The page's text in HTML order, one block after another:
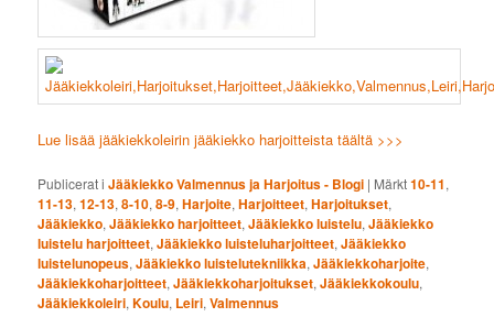
Lue lisää jääkiekkoleirin jääkiekko harjoitteista täältä >>>
Publicerat i Jääkiekko Valmennus ja Harjoitus - Blogi | Märkt10-11,
11-13,12-13,8-10,8-9,Harjoite,Harjoitteet,Harjoitukset,
Jääkiekko,Jääkiekko harjoitteet,Jääkiekko luistelu,Jääkiekko
luistelu harjoitteet,Jääkiekko luisteluharjoitteet,Jääkiekko
luistelunopeus,Jääkiekko luistelutekniikka,Jääkiekkoharjoite,
Jääkiekkoharjoitteet,Jääkiekkoharjoitukset,Jääkiekkokoulu,
Jääkiekkoleiri,Koulu, Leiri,Valmennus